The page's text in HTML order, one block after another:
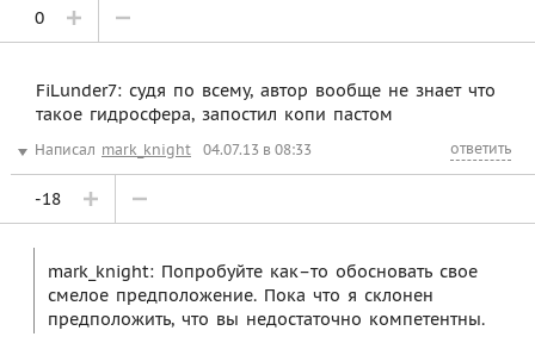
0
FiLunder7: судя по всему, автор вообще не знает что
такое гидросфера, запостил копи пастом
Написал mark_knight 04.07.13 в 08:33 ответить
-18
mark_knight: Попробуйте как–то обосновать свое
смелое предположение. Пока что я склонен
предположить, что вы недостаточно компетентны.